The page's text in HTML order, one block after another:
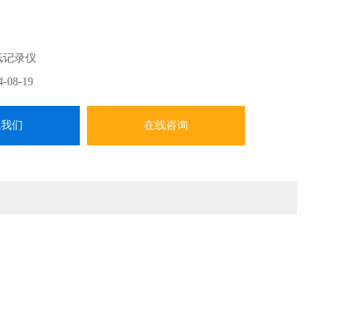
记录仪
08-19
们 在线咨询